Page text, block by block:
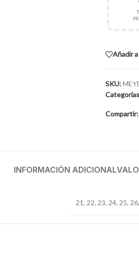
Añadir
SKU:
Compartir:
INFORMACIÓN ADICIONAL
21, 22, 23, 24, 25, 26,